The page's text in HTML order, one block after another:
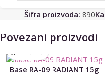
Šifra proizvoda: 890
Povezani proizvodi
Base RA-09 RADIANT 15g